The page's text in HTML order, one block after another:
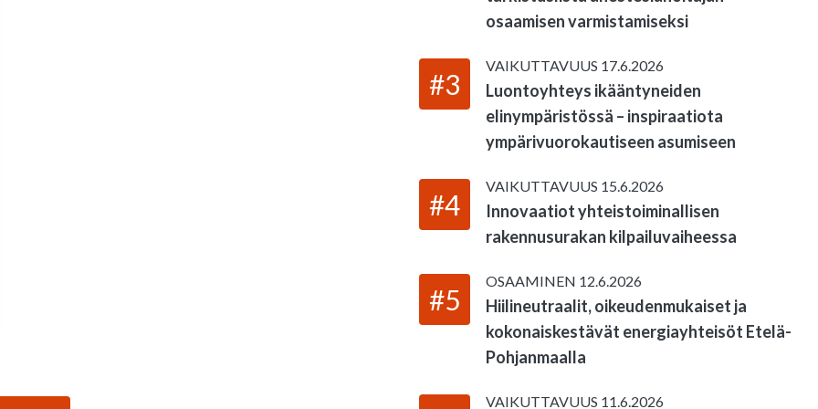
osaamisen varmistamiseksi
#3
VAIKUTTAVUUS 17.6.2026
Luontoyhteys ikääntyneiden
elinympäristössä – inspiraatiota
ympärivuorokautiseen asumiseen
#4
VAIKUTTAVUUS 15.6.2026
Innovaatiot yhteistoiminallisen
rakennusurakan kilpailuvaiheessa
#5
OSAAMINEN 12.6.2026
Hiilineutraalit, oikeudenmukaiset ja
kokonaiskestävät energiayhteisöt Etelä-
Pohjanmaalla
VAIKUTTAVUUS 11.6.2026